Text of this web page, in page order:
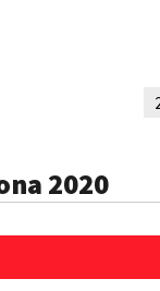
2020